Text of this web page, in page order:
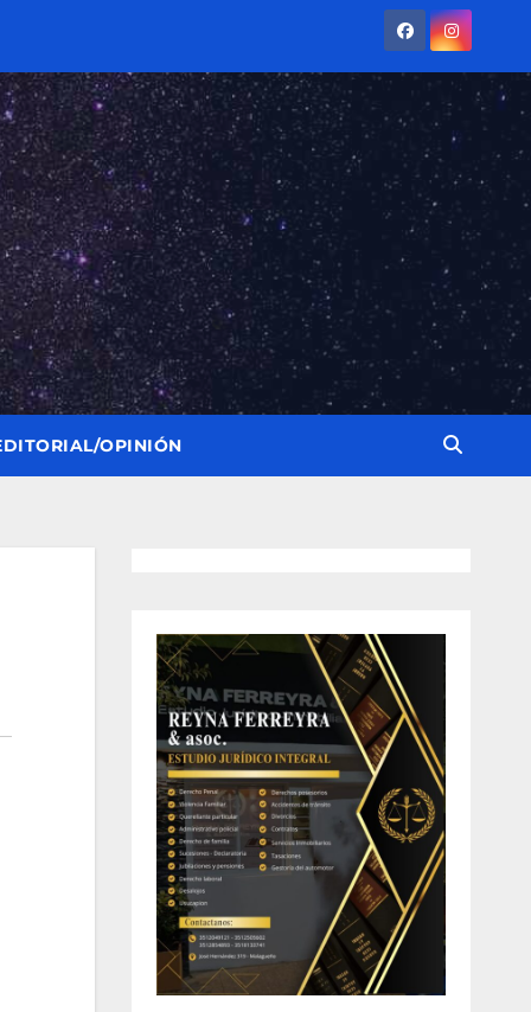
OPINIÓN